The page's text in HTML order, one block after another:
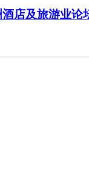
店及旅游业论